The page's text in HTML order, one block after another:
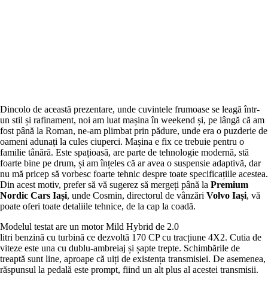
Dincolo de această prezentare, unde cuvintele frumoase se leagă într-
un stil și rafinament, noi am luat mașina în weekend și, pe lângă că am
fost până la Roman, ne-am plimbat prin pădure, unde era o puzderie de
oameni adunați la cules ciuperci. Mașina e fix ce trebuie pentru o
familie tânără. Este spațioasă, are parte de tehnologie modernă, stă
foarte bine pe drum, și am înțeles că ar avea o suspensie adaptivă, dar
nu mă pricep să vorbesc foarte tehnic despre toate specificațiile acestea.
Din acest motiv, prefer să vă sugerez să mergeți până la Premium
Nordic Cars Iași, unde Cosmin, directorul de vânzări Volvo Iași, vă
poate oferi toate detaliile tehnice, de la cap la coadă.
Modelul testat are un motor Mild Hybrid de 2.0
litri benzină cu turbină ce dezvoltă 170 CP cu tracțiune 4X2. Cutia de
viteze este una cu dublu-ambreiaj și șapte trepte. Schimbările de
treaptă sunt line, aproape că uiți de existența transmisiei. De asemenea,
răspunsul la pedală este prompt, fiind un alt plus al acestei transmisii.